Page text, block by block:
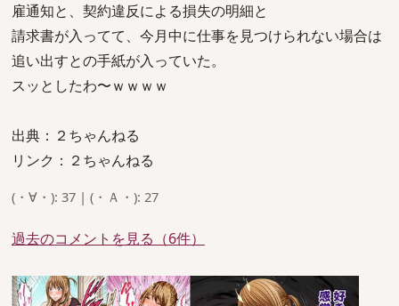
雇通知と、契約違反による損失の明細と
請求書が入ってて、今月中に仕事を見つけられない場合は
追い出すとの手紙が入っていた。
スッとしたわ〜ｗｗｗｗ
出典：２ちゃんねる
リンク：２ちゃんねる
(・∀・): 37 | (・Ａ・): 27
過去のコメントを見る（6件）